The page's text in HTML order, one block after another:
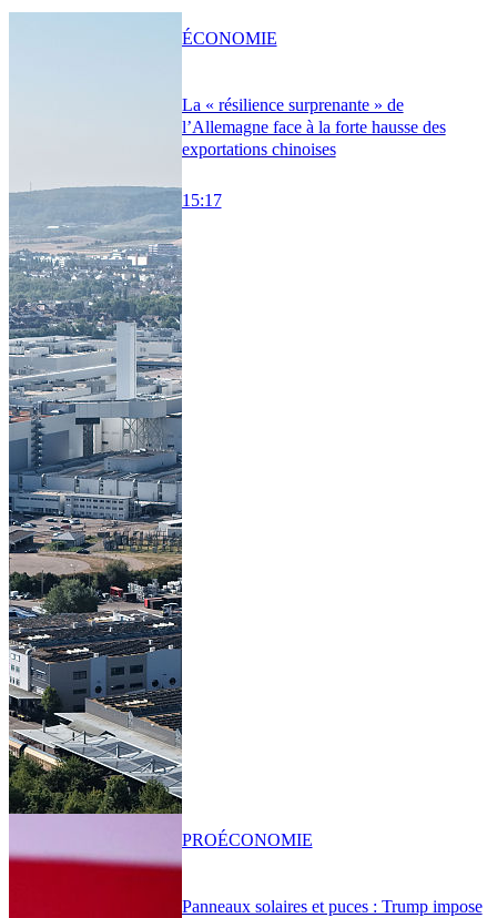
La « résilience surprenante » de
l’Allemagne face à la forte hausse des
exportations chinoises
15:17
ÉCONOMIE
Panneaux solaires et puces : Trump impose
PROÉCONOMIE